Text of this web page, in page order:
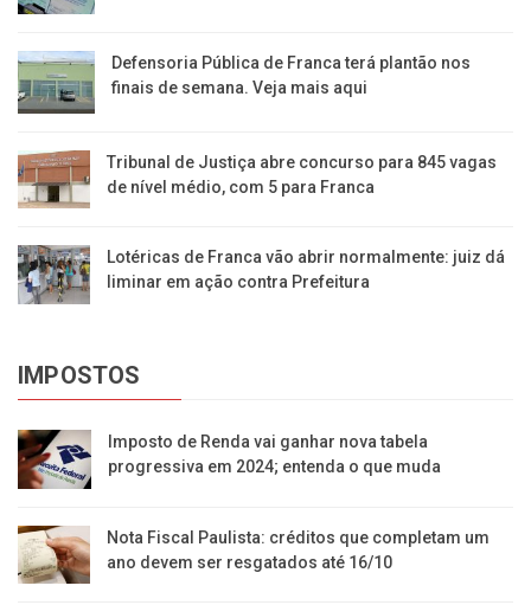
Defensoria Pública de Franca terá plantão nos
finais de semana. Veja mais aqui
Tribunal de Justiça abre concurso para 845 vagas
de nível médio, com 5 para Franca
Lotéricas de Franca vão abrir normalmente: juiz dá
liminar em ação contra Prefeitura
IMPOSTOS
Imposto de Renda vai ganhar nova tabela
progressiva em 2024; entenda o que muda
Nota Fiscal Paulista: créditos que completam um
ano devem ser resgatados até 16/10